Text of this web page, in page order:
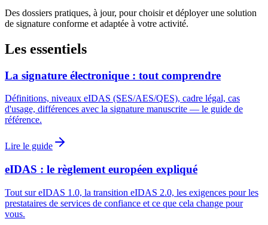
Des dossiers pratiques, à jour, pour choisir et déployer une solution
de signature conforme et adaptée à votre activité.
Les essentiels
La signature électronique : tout comprendre
Définitions, niveaux eIDAS (SES/AES/QES), cadre légal, cas
d'usage, différences avec la signature manuscrite — le guide de
référence.
Lire le guide
eIDAS : le règlement européen expliqué
Tout sur eIDAS 1.0, la transition eIDAS 2.0, les exigences pour les
prestataires de services de confiance et ce que cela change pour
vous.